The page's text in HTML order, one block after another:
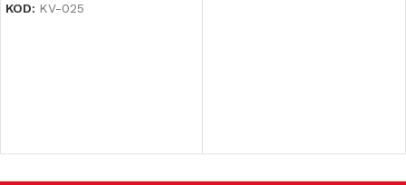
KOD: KV-025